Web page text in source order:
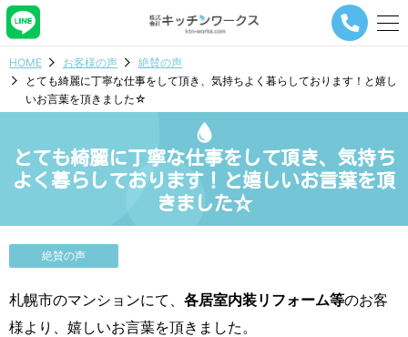
メ
ー
ビ
シ
ョ
ン
タ
HOME お客様の声
絶賛の声
とても綺麗に丁寧な仕事をして頂き、気持ちよく暮らしております！と嬉し
いお言葉を頂きました☆
とても綺麗に丁寧な仕事をして頂き、気持ち
よく暮らしております！と嬉しいお言葉を頂
きました☆
絶賛の声
札幌市のマンションにて、 各居室内装リフォーム等のお客
様より、嬉しいお言葉を頂きました。